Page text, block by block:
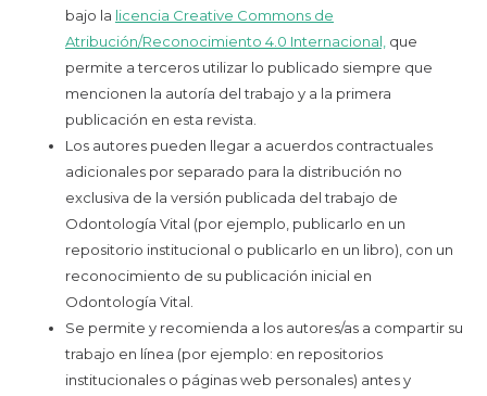
bajo la licencia Creative Commons de
Atribución/Reconocimiento 4.0 Internacional, que
permite a terceros utilizar lo publicado siempre que
mencionen la autoría del trabajo y a la primera
publicación en esta revista.
Los autores pueden llegar a acuerdos contractuales
adicionales por separado para la distribución no
exclusiva de la versión publicada del trabajo de
Odontología Vital (por ejemplo, publicarlo en un
repositorio institucional o publicarlo en un libro), con un
reconocimiento de su publicación inicial en
Odontología Vital.
Se permite y recomienda a los autores/as a compartir su
trabajo en línea (por ejemplo: en repositorios
institucionales o páginas web personales) antes y